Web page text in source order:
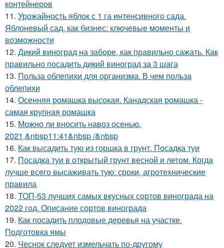
контейнеров
11. Урожайность яблок с 1 га интенсивного сада.
Яблоневый сад, как бизнес: ключевые моменты и
возможности
12. Дикий виноград на заборе, как правильно сажать. Как
правильно посадить дикий виноград за 3 шага
13. Польза облепихи для организма. В чем польза
облепихи
14. Осенняя ромашка высокая. Канадская ромашка -
самая крупная ромашка
15. Можно ли вносить навоз осенью.
2021,&nbsp11:41&nbsp /&nbsp
16. Как высадить тую из горшка в грунт. Посадка туи
17. Посадка туи в открытый грунт весной и летом. Когда
лучше всего высаживать тую: сроки, агротехнические
правила
18. ТОП-53 лучших самых вкусных сортов винограда на
2022 год. Описание сортов винограда
19. Как посадить плодовые деревья на участке.
Подготовка ямы
20. Чеснок следует измельчать по-другому